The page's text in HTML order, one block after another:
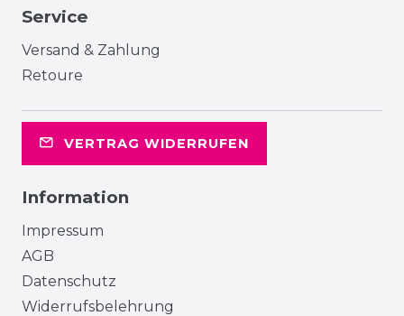
Service
Versand & Zahlung
Retoure
VERTRAG WIDERRUFEN
Information
Impressum
AGB
Datenschutz
Widerrufsbelehrung